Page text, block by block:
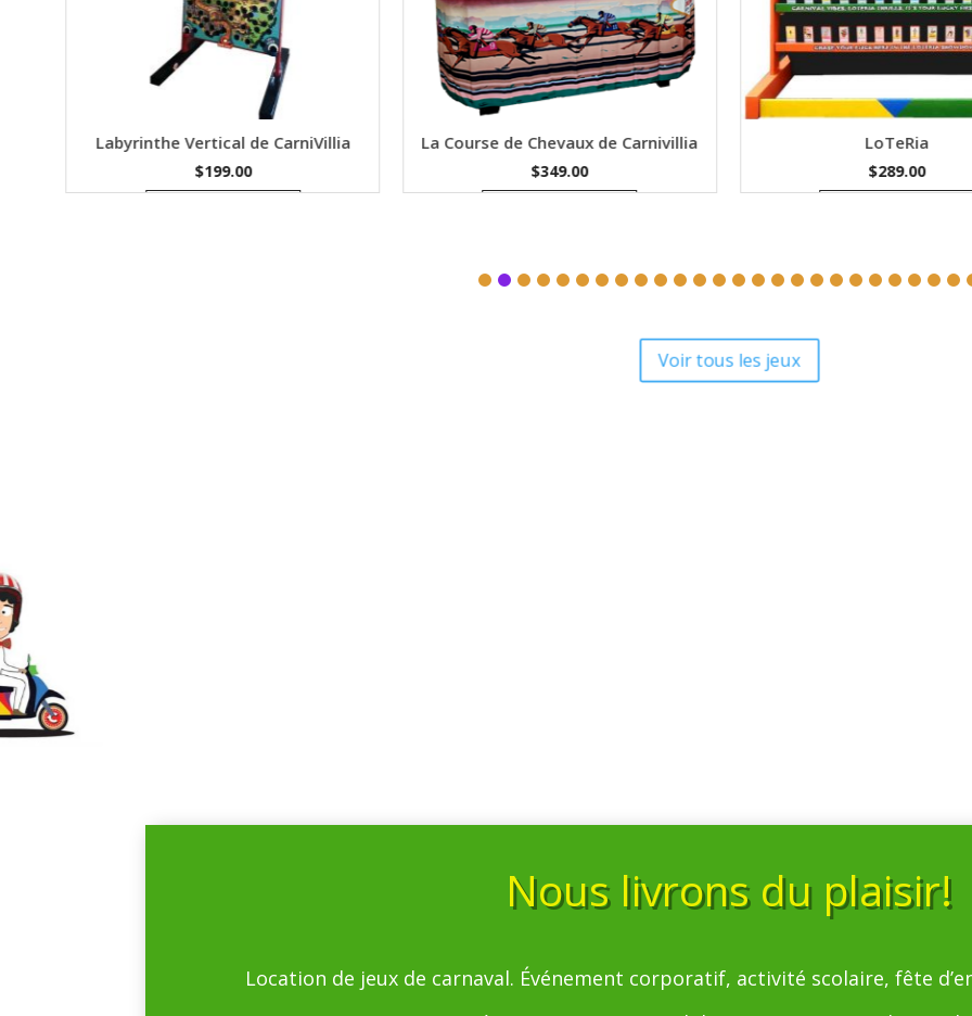
Labyrinthe Vertical de CarniVillia
$199.00
La Course de Chevaux de Carnivillia
$349.00
LoTeRia
$289.00
Voir tous les jeux
Nous livrons du plaisir!
Location de jeux de carnaval. Événement corporatif, activité scolaire, fête